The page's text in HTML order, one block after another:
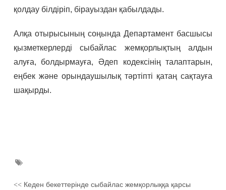
қолдау білдіріп, бірауыздан қабылдады.
Алқа отырысының соңында Департамент басшысы
қызметкерлерді сыбайлас жемқорлықтың алдын
алуға, болдырмауға, Әдеп кодексінің талаптарын,
еңбек және орындаушылық тәртіпті қатаң сақтауға
шақырды.
<<Кеден бекеттерінде сыбайлас жемқорлыққа қарсы